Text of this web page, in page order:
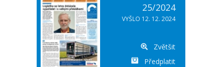
25/2024
VYŠLO 12. 12. 2024
Zvětšit
Předplatit